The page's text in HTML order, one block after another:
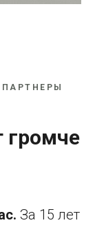
громче
За 15 лет